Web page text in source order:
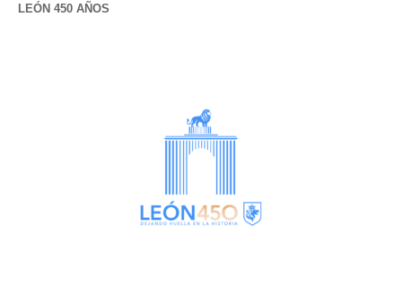
LEÓN 450 AÑOS